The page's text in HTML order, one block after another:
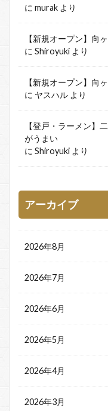
に murak より
【新規オープン】向
に Shiroyuki より
【新規オープン】向
に ヤスハル より
【登戸・ラーメン】
がうまい
に Shiroyuki より
アーカイブ
2026年8月
2026年7月
2026年6月
2026年5月
2026年4月
2026年3月